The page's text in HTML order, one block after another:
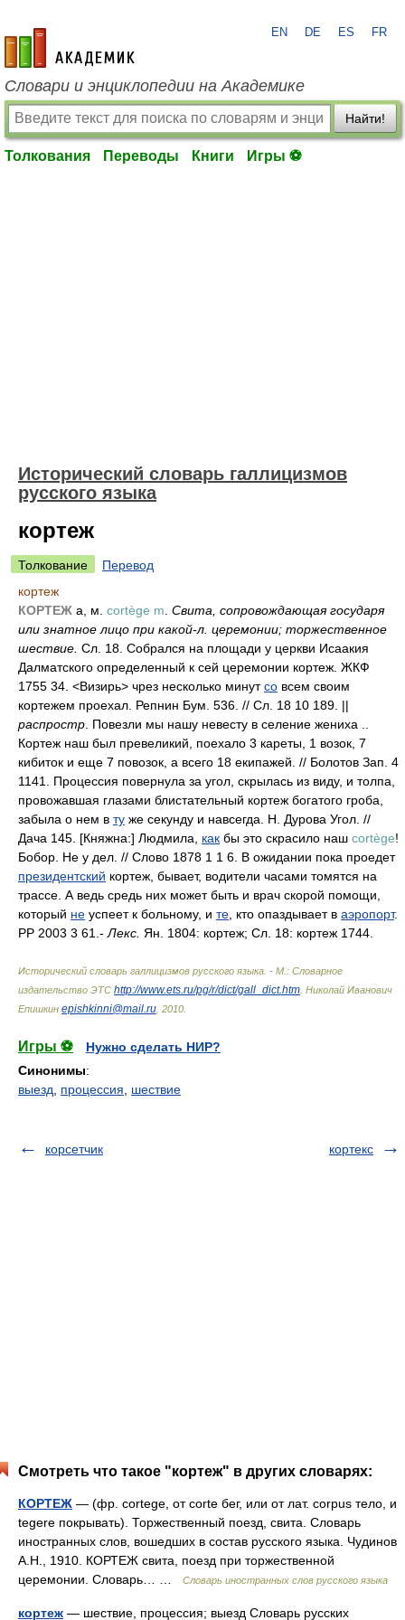
academic.ru
EN DE ES FR
Словари и энциклопедии на Академике
Найти!
Толкования Переводы Книги Игры ⚽
Исторический словарь галлицизмов
русского языка
кортеж
Толкование
Перевод
кортеж
КОРТЕЖ а, м. cortège m Свита, сопровождающая государя
или знатное лицо при какой-л. церемонии; торжественное
шествие. Сл. 18. Собрался на площади у церкви Исаакия
Далматского определенный к сей церемонии кортеж. ЖКФ
1755 34. <Визирь> чрез несколько минутсо всем своим
кортежем проехал. Репнин Бум. 536. // Сл. 18 10 189. ||
распростр . Повезли мы нашу невесту в селение жениха ..
Кортеж наш был превеликий, поехало 3 кареты, 1 возок, 7
кибиток и еще 7 повозок, а всего 18 екипажей. // Болотов Зап. 4
1141. Процессия повернула за угол, скрылась из виду, и толпа,
провожавшая глазами блистательный кортеж богатого гроба,
забыла о нем в ту же секунду и навсегда. Н. Дурова Угол. //
Дача 145. [Княжна:] Людмила, как бы это скрасило наш cortège!
Бобор. Не у дел. // Слово 1878 1 1 6. В ожидании пока проедет
президентский кортеж, бывает, водители часами томятся на
трассе. А ведь средь них может быть и врач скорой помощи,
который не успеет к больному, и те , кто опаздывает в аэропорт.
РР 2003 3 61.- Лекс. Ян. 1804: кортеж; Сл. 18: кортеж 1744.
Исторический словарь галлицизмов русского языка. - М.: Словарное
издательство ЭТС http://www.ets.ru/pg/r/dict/gall_dict.htm Николай Иванович
Епишкин epishkinni@mail.ru 2010
Игры ⚽
Нужно сделать НИР?
Синонимы:
выезд
процессия шествие
корсетчик кортекс
Смотреть что такое "кортеж" в других словарях:
КОРТЕЖ — (фр. cortege, от corte бег, или от лат. corpus тело, и
tegere покрывать). Торжественный поезд, свита. Словарь
иностранных слов, вошедших в состав русского языка. Чудинов
А.Н., 1910. КОРТЕЖ свита, поезд при торжественной
церемонии. Словарь… …
Словарь иностранных слов русского языка
кортеж — шествие, процессия; выезд Словарь русских